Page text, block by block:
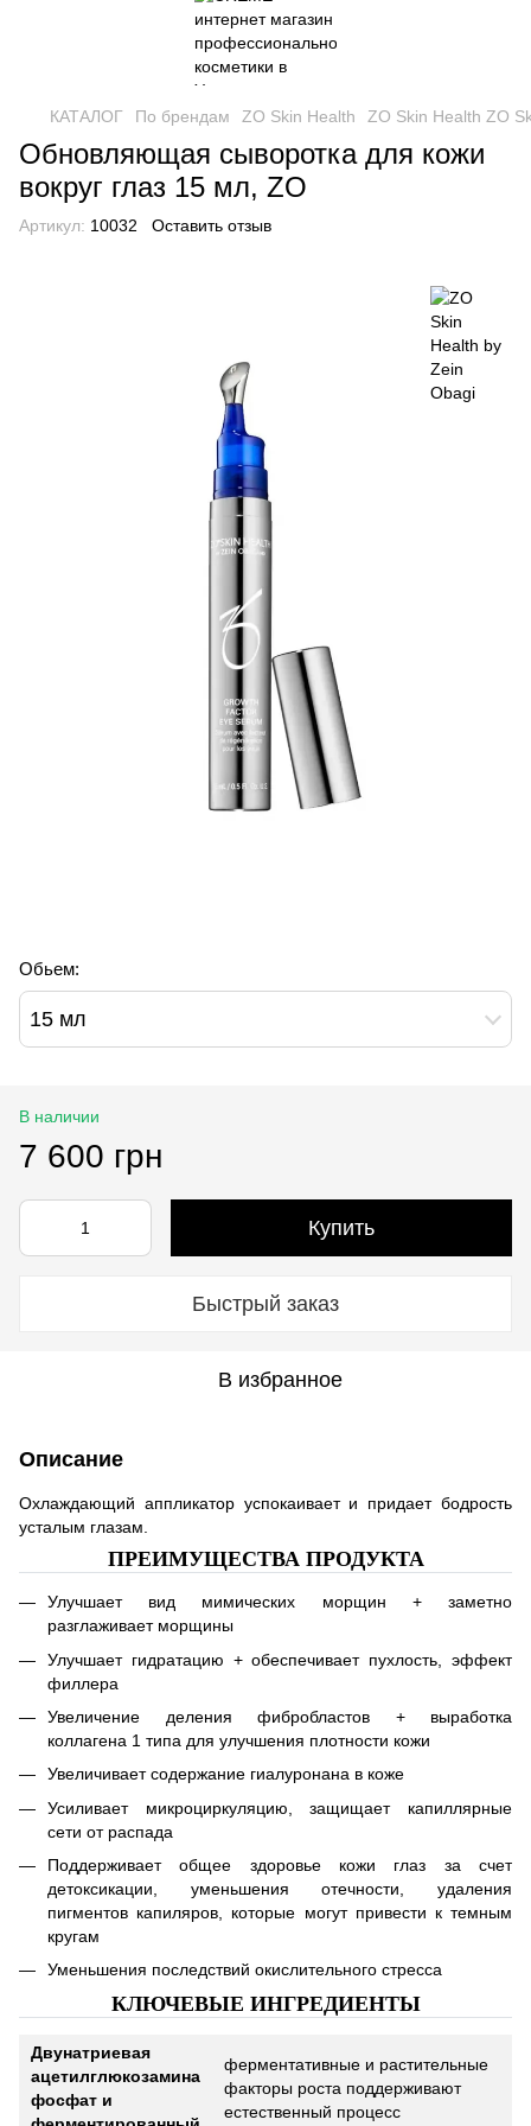
КАТАЛОГ По брендам ZO Skin Health ZO Skin Health ZO
Обновляющая сыворотка для кожи
вокруг глаз 15 мл, ZO
Артикул: 10032 Оставить отзыв
Обьем:
15 мл
В наличии
7 600 грн
Купить
Быстрый заказ
В избранное
Описание
Охлаждающий аппликатор успокаивает и придает бодрость
усталым глазам.
ПРЕИМУЩЕСТВА ПРОДУКТА
Улучшает вид мимических морщин + заметно
разглаживает морщины
Улучшает гидратацию + обеспечивает пухлость, эффект
филлера
Увеличение деления фибробластов + выработка
коллагена 1 типа для улучшения плотности кожи
Увеличивает содержание гиалуронана в коже
Усиливает микроциркуляцию, защищает капиллярные
сети от распада
Поддерживает общее здоровье кожи глаз за счет
детоксикации, уменьшения отечности, удаления
пигментов капиляров, которые могут привести к темным
кругам
Уменьшения последствий окислительного стресса
КЛЮЧЕВЫЕ ИНГРЕДИЕНТЫ
Двунатриевая
ацетилглюкозамина
фосфат и
ферментативные и растительные
факторы роста поддерживают
естественный процесс